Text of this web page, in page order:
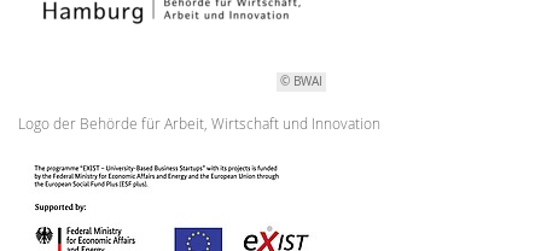
© BWAI
Logo der Behörde für Arbeit, Wirtschaft und Innovation